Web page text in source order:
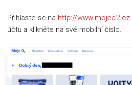
Přihlaste se na http://www.mojeo2.cz
účtu a klikněte na své mobilní číslo.